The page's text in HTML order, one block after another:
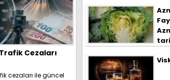
Cezaları
cezaları ile güncel